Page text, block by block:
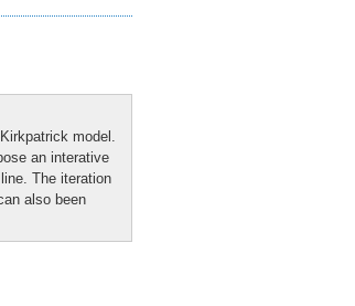
model.
an interative
The iteration
also been